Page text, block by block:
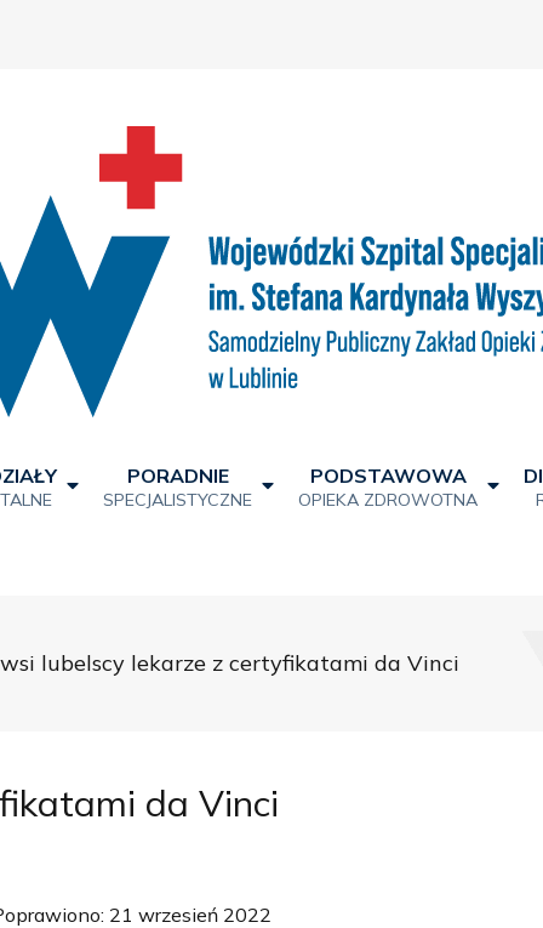
PORADNIE
SPECJALISTYCZNE
PODSTAWOWA
OPIEKA ZDROWOTNA
lubelscy lekarze z certyfikatami da Vinci
da Vinci
21 wrzesień 2022